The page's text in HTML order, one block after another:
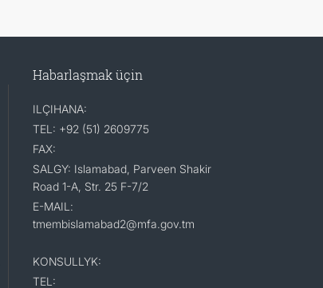
Habarlaşmak üçin
ILÇIHANA:
TEL: +92 (51) 2609775
FAX:
SALGY: Islamabad, Parveen Shakir
Road 1-A, Str. 25 F-7/2
E-MAIL:
tmembislamabad2@mfa.gov.tm
KONSULLYK:
TEL: